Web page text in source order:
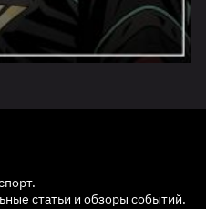
статьи и обзоры событий.